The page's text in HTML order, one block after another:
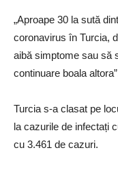
„Aproape 30 la sută
coronavirus în Turcia,
aibă simptome sau să
continuare boala
Turcia s-a clasat pe
la cazurile de infectați
cu 3.461 de cazuri.